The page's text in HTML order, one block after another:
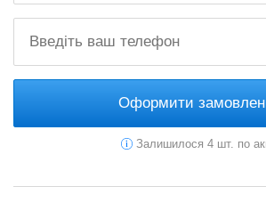
Оформити
Залишилося 4 шт. по